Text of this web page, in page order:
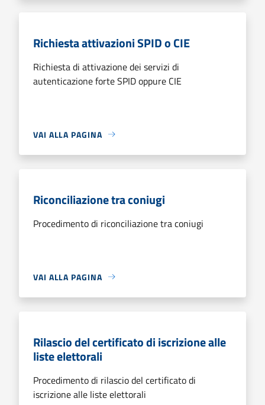
Richiesta attivazioni SPID o CIE
Richiesta di attivazione dei servizi di
autenticazione forte SPID oppure CIE
VAI ALLA PAGINA
Riconciliazione tra coniugi
Procedimento di riconciliazione tra coniugi
VAI ALLA PAGINA
Rilascio del certificato di iscrizione alle
liste elettorali
Procedimento di rilascio del certificato di
iscrizione alle liste elettorali